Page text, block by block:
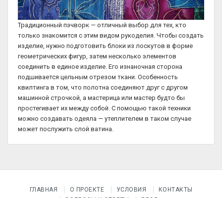
Традиционный пэчворк — отличный выбор для тех, кто
только знакомится с этим видом рукоделия. Чтобы создать
изделие, нужно подготовить блоки из лоскутов в форме
геометрических фигур, затем несколько элементов
соединить в единое изделие. Его изнаночная сторона
подшивается цельным отрезом ткани. Особенность
квилтинга в том, что полотна соединяют друг с другом
машинной строчкой, а мастерица или мастер будто бы
простегивает их между собой. С помощью такой техники
можно создавать одеяла — утеплителем в таком случае
может послужить слой ватина.
ГЛАВНАЯ О ПРОЕКТЕ УСЛОВИЯ
КОНТАКТЫ